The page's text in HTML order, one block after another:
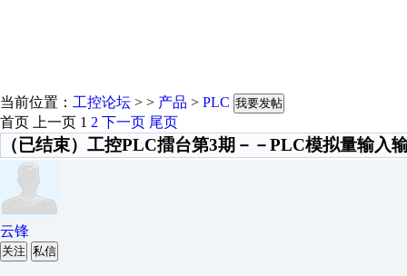
当前位置： 工控论坛 > > 产品 > PLC 我要发帖
首页 上一页 1 2 下一页 尾页
（已结束）工控PLC擂台第3期－－PLC模拟量输入
云锋
关注 私信